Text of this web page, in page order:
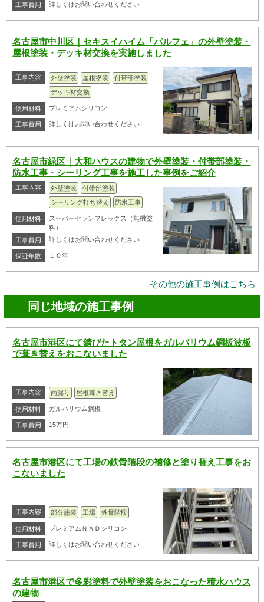
工事費用 詳しくはお問い合わせください
名古屋市中川区｜セキスイハイム「パルフェ」の外壁塗装・
屋根塗装・デッキ材交換を実施しました
工事内容 外壁塗装 屋根塗装
付帯部塗装
デッキ材交換
使用材料 プレミアムシリコン
工事費用 詳しくはお問い合わせください
名古屋市緑区｜大和ハウスの建物で外壁塗装・付帯部塗装・
防水工事・シーリング工事を施工した事例をご紹介
工事内容 外壁塗装
付帯部塗装
シーリング打ち替え
防水工事
使用材料
スーパーセランフレックス（無機塗
料）
工事費用
詳しくはお問い合わせください
保証年数 １０年
その他の施工事例はこちら
同じ地域の施工事例
名古屋市港区にて錆びたトタン屋根をガルバリウム鋼板波板
で葺き替えをおこないました
工事内容 雨漏り 屋根葺き替え
使用材料 ガルバリウム鋼板
工事費用 15万円
名古屋市港区にて工場の鉄骨階段の補修と塗り替え工事をお
こないました
工事内容 部分塗装 工場 鉄骨階段
使用材料 プレミアムＮＡＤシリコン
工事費用 詳しくはお問い合わせください
名古屋市港区で多彩塗料で外壁塗装をおこなった積水ハウス
の建物